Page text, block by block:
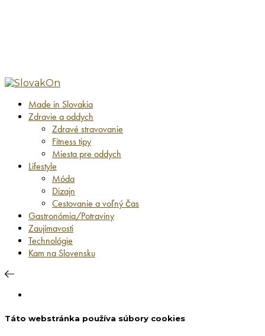
Made in Slovakia
Zdravie a oddych
Zdravé stravovanie
Fitness tipy
Miesta pre oddych
Lifestyle
Móda
Dizajn
Cestovanie a voľný čas
Gastronómia/Potraviny
Zaujímavosti
Technológie
Kam na Slovensku
Táto webstránka používa súbory cookies